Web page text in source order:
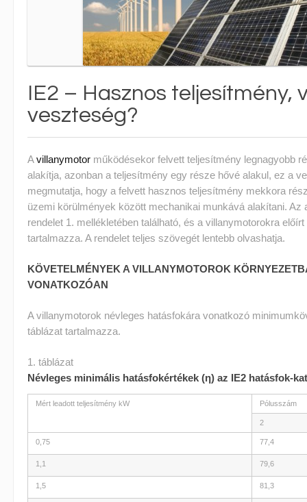
IE2 – Hasznos teljesítmény,
veszteség?
Avillanymotor működésekor felvett teljesítmény legnagyobb
alakítja, azonban a teljesítmény egy része hővé alakul, ez a
megmutatja, hogy a felvett hasznos teljesítmény mekkora
üzemi körülmények között mechanikai munkává alakítani. Az
rendelet 1. mellékletében található, és a villanymotorokra
tartalmazza. A rendelet teljes szövegét lentebb olvashatja.
KÖVETELMÉNYEK A VILLANYMOTOROK
VONATKOZÓAN
A villanymotorok névleges hatásfokára vonatkozó
táblázat tartalmazza.
1. táblázat
Névleges minimális hatásfokértékek (η) az IE2 hatásfok-
Mért leadott teljesítmény kW Pólusszám
2
0,75 77,4
1,1 79,6
1,5 81,3